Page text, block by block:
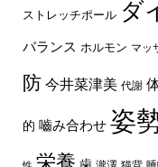
ストレッチポール ダ
バランス ホルモン マッ
防 今井菜津美 代謝
的 嚙み合わせ 姿
栄養 歯